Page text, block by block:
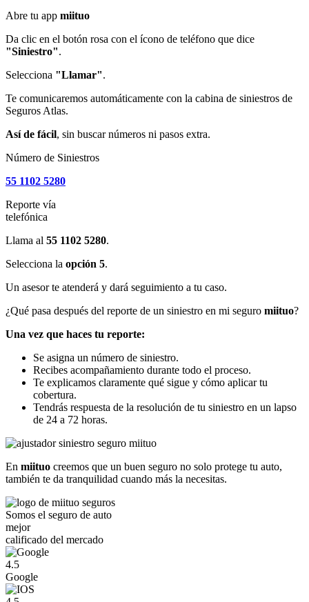
Abre tu app miituo
Da clic en el botón rosa con el ícono de teléfono que dice
"Siniestro".
Selecciona "Llamar".
Te comunicaremos automáticamente con la cabina de siniestros de
Seguros Atlas.
Así de fácil, sin buscar números ni pasos extra.
Número de Siniestros
55 1102 5280
Reporte vía
telefónica
Llama al 55 1102 5280.
Selecciona la opción 5.
Un asesor te atenderá y dará seguimiento a tu caso.
¿Qué pasa después del reporte de un siniestro en mi seguro miituo?
Una vez que haces tu reporte:
Se asigna un número de siniestro.
Recibes acompañamiento durante todo el proceso.
Te explicamos claramente qué sigue y cómo aplicar tu
cobertura.
Tendrás respuesta de la resolución de tu siniestro en un lapso
de 24 a 72 horas.
En miituo creemos que un buen seguro no solo protege tu auto,
también te da tranquilidad cuando más la necesitas.
Somos el seguro de auto
mejor
calificado del mercado
4.5
Google